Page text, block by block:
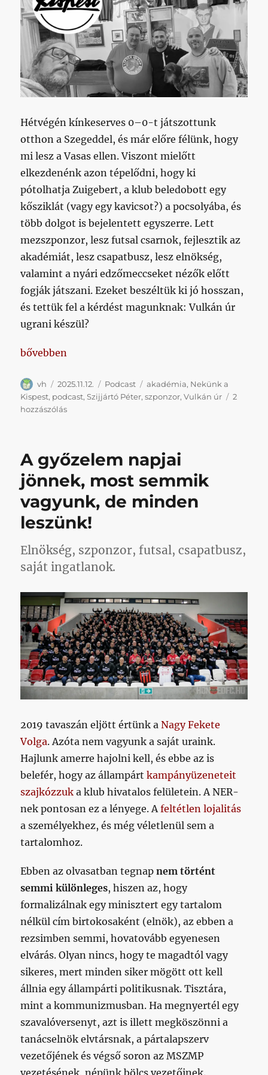
Hétvégén kínkeserves 0–0-t játszottunk
otthon a Szegeddel, és már előre félünk, hogy
mi lesz a Vasas ellen. Viszont mielőtt
elkezdenénk azon tépelődni, hogy ki
pótolhatja Zuigebert, a klub beledobott egy
kősziklát (vagy egy kavicsot?) a pocsolyába, és
több dolgot is bejelentett egyszerre. Lett
mezszponzor, lesz futsal csarnok, fejlesztik az
akadémiát, lesz csapatbusz, lesz elnökség,
valamint a nyári edzőmeccseket nézők előtt
fogják játszani. Ezeket beszéltük ki jó hosszan,
és tettük fel a kérdést magunknak: Vulkán úr
ugrani készül?
„Elnökség, szponzor, futsal csarnok, akadémiai
bővebben
Szerző
vh Közzétéve
2025.11.12. Kategória
Podcast Címke
akadémia, Nekünk a
Kispest, podcast,Szijjártó Péter,szponzor,Vulkán úr
2
hozzászólásElnökség,
akadémiai
című
bejegyzéshez
A győzelem napjai
jönnek, most semmik
vagyunk, de minden
leszünk!
Elnökség, szponzor, futsal, csapatbusz,
saját ingatlanok.
2019 tavaszán eljött értünk aNagy Fekete
Volga. Azóta nem vagyunk a saját uraink.
Hajlunk amerre hajolni kell, és ebbe az is
belefér, hogy az állampártkampányüzeneteit
szajkózzuk a klub hivatalos felületein. A NER-
nek pontosan ez a lényege. Afeltétlen lojalitás
a személyekhez, és még véletlenül sem a
tartalomhoz.
Ebben az olvasatban tegnapnem történt
semmi különleges, hiszen az, hogy
formalizálnak egy minisztert egy tartalom
nélkül cím birtokosaként (elnök), az ebben a
rezsimben semmi, hovatovább egyenesen
elvárás. Olyan nincs, hogy te magadtól vagy
sikeres, mert minden siker mögött ott kell
állnia egy állampárti politikusnak. Tisztára,
mint a kommunizmusban. Ha megnyertél egy
szavalóversenyt, azt is illett megköszönni a
tanácselnök elvtársnak, a pártalapszerv
vezetőjének és végső soron az MSZMP